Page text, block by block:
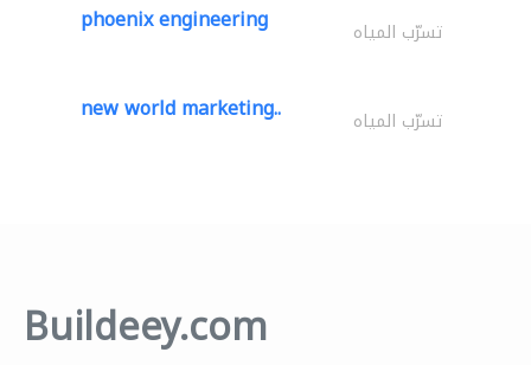
phoenix engineering تسرّب المياه
new world marketing.. تسرّب المياه
Buildeey.com